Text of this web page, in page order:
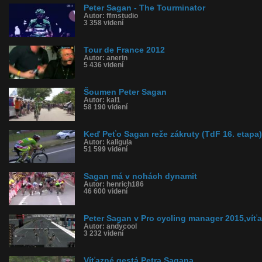
Peter Sagan - The Tourminator
Autor: ffmstudio
3 358 videní
Tour de France 2012
Autor: anerin
5 436 videní
Šoumen Peter Sagan
Autor: kal1
58 190 videní
Keď Peťo Sagan reže zákruty (TdF 16. etapa)
Autor: kaligula
51 599 videní
Sagan má v nohách dynamit
Autor: henrich186
46 600 videní
Peter Sagan v Pro cycling manager
Autor: andycool
3 232 videní